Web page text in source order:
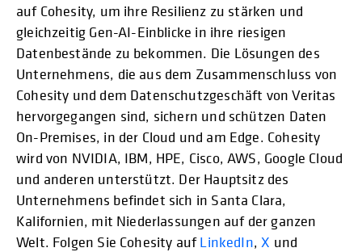
auf Cohesity, um ihre Resilienz zu stärken und
gleichzeitig Gen-AI-Einblicke in ihre riesigen
Datenbestände zu bekommen. Die Lösungen des
Unternehmens, die aus dem Zusammenschluss von
Cohesity und dem Datenschutzgeschäft von Veritas
hervorgegangen sind, sichern und schützen Daten
On-Premises, in der Cloud und am Edge. Cohesity
wird von NVIDIA, IBM, HPE, Cisco, AWS, Google Cloud
und anderen unterstützt. Der Hauptsitz des
Unternehmens befindet sich in Santa Clara,
Kalifornien, mit Niederlassungen auf der ganzen
Welt. Folgen Sie Cohesity aufLinkedIn,X und